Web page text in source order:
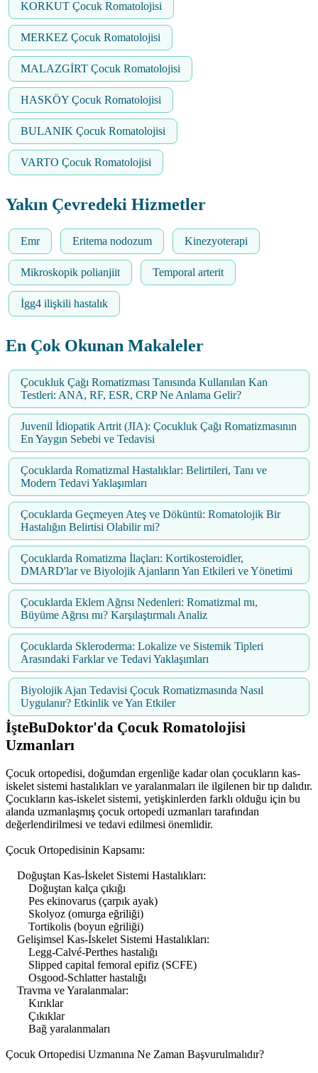
KORKUT Çocuk Romatolojisi
MERKEZ Çocuk Romatolojisi
MALAZGİRT Çocuk Romatolojisi
HASKÖY Çocuk Romatolojisi
BULANIK Çocuk Romatolojisi
VARTO Çocuk Romatolojisi
Yakın Çevredeki Hizmetler
Emr Eritema nodozum Kinezyoterapi
Mikroskopik polianjiit Temporal arterit
İgg4 ilişkili hastalık
En Çok Okunan Makaleler
Çocukluk Çağı Romatizması Tanısında Kullanılan Kan
Testleri: ANA, RF, ESR, CRP Ne Anlama Gelir?
Juvenil İdiopatik Artrit (JIA): Çocukluk Çağı Romatizmasının
En Yaygın Sebebi ve Tedavisi
Çocuklarda Romatizmal Hastalıklar: Belirtileri, Tanı ve
Modern Tedavi Yaklaşımları
Çocuklarda Geçmeyen Ateş ve Döküntü: Romatolojik Bir
Hastalığın Belirtisi Olabilir mi?
Çocuklarda Romatizma İlaçları: Kortikosteroidler,
DMARD'lar ve Biyolojik Ajanların Yan Etkileri ve Yönetimi
Çocuklarda Eklem Ağrısı Nedenleri: Romatizmal mı,
Büyüme Ağrısı mı? Karşılaştırmalı Analiz
Çocuklarda Skleroderma: Lokalize ve Sistemik Tipleri
Arasındaki Farklar ve Tedavi Yaklaşımları
Biyolojik Ajan Tedavisi Çocuk Romatizmasında Nasıl
Uygulanır? Etkinlik ve Yan Etkiler
İşteBuDoktor'da Çocuk Romatolojisi
Uzmanları
Çocuk ortopedisi, doğumdan ergenliğe kadar olan çocukların kas-
iskelet sistemi hastalıkları ve yaralanmaları ile ilgilenen bir tıp dalıdır.
Çocukların kas-iskelet sistemi, yetişkinlerden farklı olduğu için bu
alanda uzmanlaşmış çocuk ortopedi uzmanları tarafından
değerlendirilmesi ve tedavi edilmesi önemlidir.
Çocuk Ortopedisinin Kapsamı:
Doğuştan Kas-İskelet Sistemi Hastalıkları:
Doğuştan kalça çıkığı
Pes ekinovarus (çarpık ayak)
Skolyoz (omurga eğriliği)
Tortikolis (boyun eğriliği)
Gelişimsel Kas-İskelet Sistemi Hastalıkları:
Legg-Calvé-Perthes hastalığı
Slipped capital femoral epifiz (SCFE)
Osgood-Schlatter hastalığı
Travma ve Yaralanmalar:
Kırıklar
Çıkıklar
Bağ yaralanmaları
Çocuk Ortopedisi Uzmanına Ne Zaman Başvurulmalıdır?